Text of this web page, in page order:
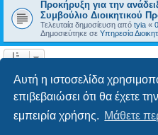
Αυτή η ιστοσελίδα
επιβεβαιώσει ότι θα έχετε
εμπειρία χρήσης. Μάθετε
Προκήρυξη για την
Συμβούλιο Διοικητικού
Τελευταία δημοσίευση από tyia «
Δημοσιεύτηκε σε Υπηρεσία
Board